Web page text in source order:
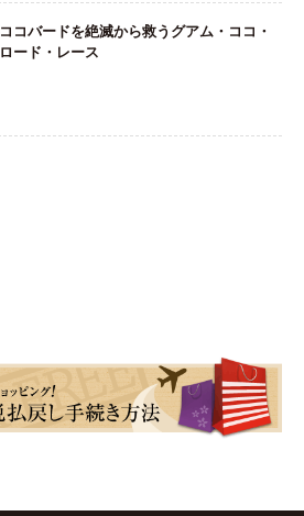
ココバードを絶滅から救うグアム・ココ・
ロード・レース